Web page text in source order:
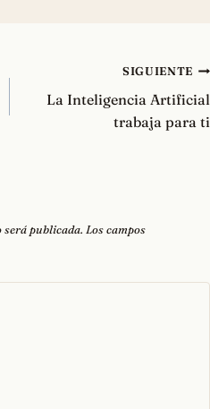
SIGUIENTE
La Inteligencia Artificial
trabaja para ti
publicada. Los campos